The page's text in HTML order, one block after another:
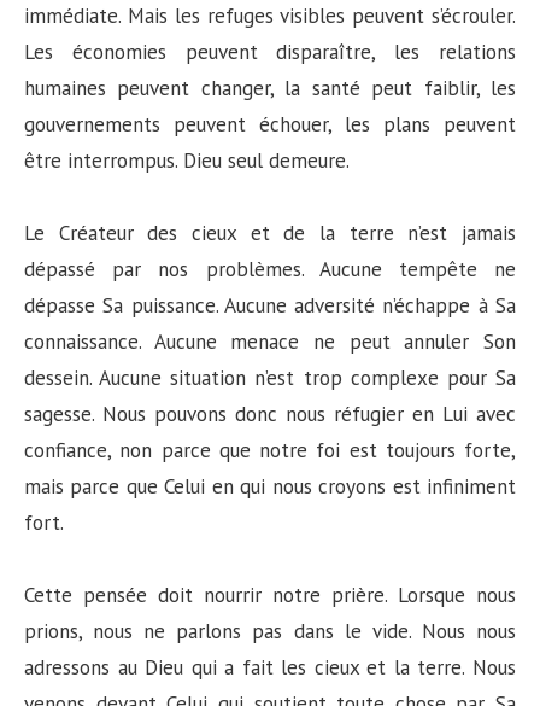
immédiate. Mais les refuges visibles peuvent s’écrouler.
Les économies peuvent disparaître, les relations
humaines peuvent changer, la santé peut faiblir, les
gouvernements peuvent échouer, les plans peuvent
être interrompus. Dieu seul demeure.
Le Créateur des cieux et de la terre n’est jamais
dépassé par nos problèmes. Aucune tempête ne
dépasse Sa puissance. Aucune adversité n’échappe à Sa
connaissance. Aucune menace ne peut annuler Son
dessein. Aucune situation n’est trop complexe pour Sa
sagesse. Nous pouvons donc nous réfugier en Lui avec
confiance, non parce que notre foi est toujours forte,
mais parce que Celui en qui nous croyons est infiniment
fort.
Cette pensée doit nourrir notre prière. Lorsque nous
prions, nous ne parlons pas dans le vide. Nous nous
adressons au Dieu qui a fait les cieux et la terre. Nous